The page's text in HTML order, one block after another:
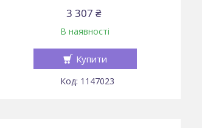
3 307 ₴
В наявності
Купити
1147023